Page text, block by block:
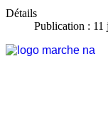
Détails
Publication : 11